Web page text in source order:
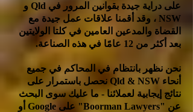
على دراية جيدة بقوانين المرور في Qld و
NSW ، وقد أقمنا علاقات عمل جيدة مع
القضاة والمدعين العامين في كلتا الولايتين
بعد أكثر من 12 عامًا في هذه الصناعة.
نحن نظهر بانتظام في المحاكم في جميع
أنحاء Qld & NSW نحصل باستمرار على
نتائج إيجابية لعملائنا - ما عليك سوى البحث
عن "Boorman Lawyers" على Google أو